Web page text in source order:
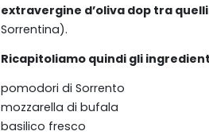
extravergine d’oliva dop tra
Sorrentina).
Ricapitoliamo quindi gli
pomodori di Sorrento
mozzarella di bufala
basilico fresco